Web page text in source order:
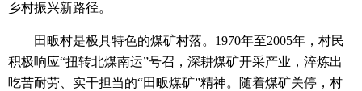
乡村振兴新路径。
田畈村是极具特色的煤矿村落。1970年至2005年，村民
积极响应“扭转北煤南运”号召，深耕煤矿开采产业，淬炼出
吃苦耐劳、实干担当的“田畈煤矿”精神。随着煤矿关停，村